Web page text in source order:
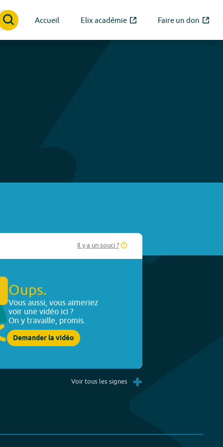
Accueil Elix académie Faire un don
Il y a un souci ?
Oups.
Vous aussi, vous aimeriez
voir une vidéo ici ?
On y travaille, promis.
Demander la vidéo
Voir tous les signes +